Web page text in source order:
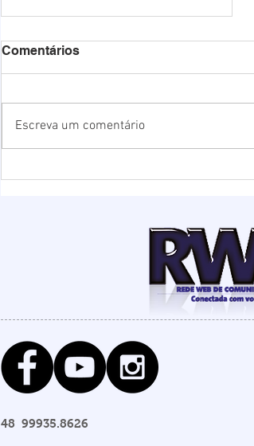
Comentários
Escreva um comentário
48 99935.8626